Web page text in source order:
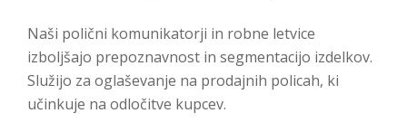
Naši polični komunikatorji in robne letvice
izboljšajo prepoznavnost in segmentacijo izdelkov.
Služijo za oglaševanje na prodajnih policah, ki
učinkuje na odločitve kupcev.